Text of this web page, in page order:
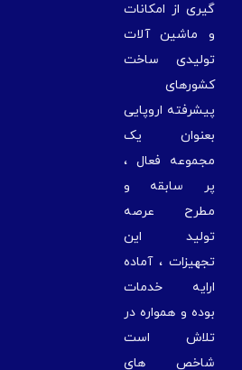
گیری از امکانات
و ماشین آلات
تولیدی ساخت
کشورهای
پیشرفته اروپایی
بعنوان یک
مجموعه فعال ،
پر سابقه و
مطرح عرصه
تولید این
تجهیزات ، آماده
ارایه خدمات
بوده و همواره در
تلاش است
شاخص های